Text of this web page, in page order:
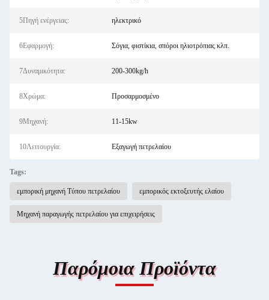
5Πηγή ενέργειας: ηλεκτρικό
6Εφαρμογή: Σόγια, φιστίκια, σπόροι ηλιοτρόπιας κλπ.
7Δυναμικότητα: 200-300kg/h
8Χρώμα: Προσαρμοσμένο
9Μηχανή: 11-15kw
10Λειτουργία: Εξαγωγή πετρελαίου
Tags:
εμπορική μηχανή Τύπου πετρελαίου εμπορικός εκτοξευτής ελαίου
Μηχανή παραγωγής πετρελαίου για επιχειρήσεις
Παρόμοια Προϊόντα